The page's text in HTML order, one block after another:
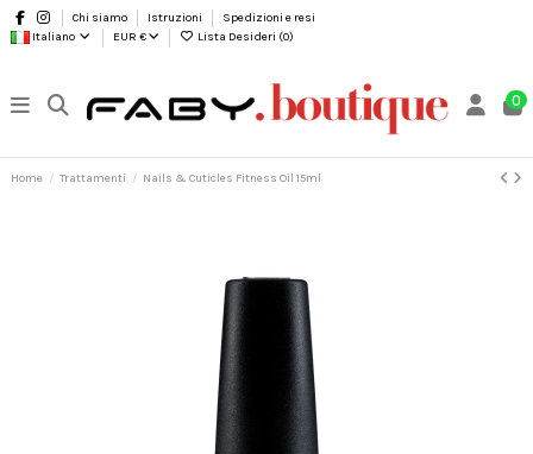
Chi siamo Istruzioni
Spedizioni e resi
Italiano
EUR € Lista Desideri (0)
0
Home Trattamenti Nails & Cuticles Fitness Oil 15ml